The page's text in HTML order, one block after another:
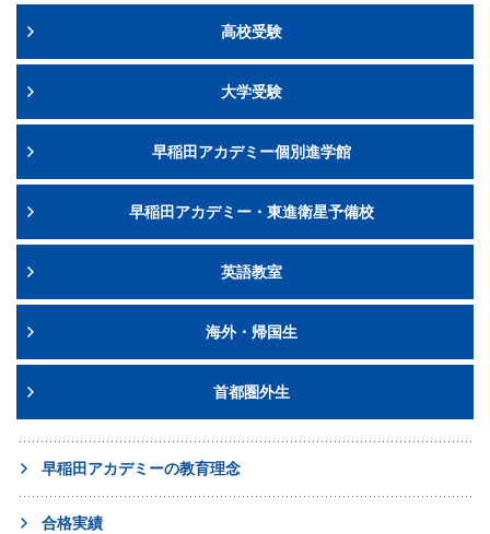
高校受験
大学受験
早稲田アカデミー個別進学館
早稲田アカデミー・東進衛星予備校
英語教室
海外・帰国生
首都圏外生
早稲田アカデミーの教育理念
合格実績